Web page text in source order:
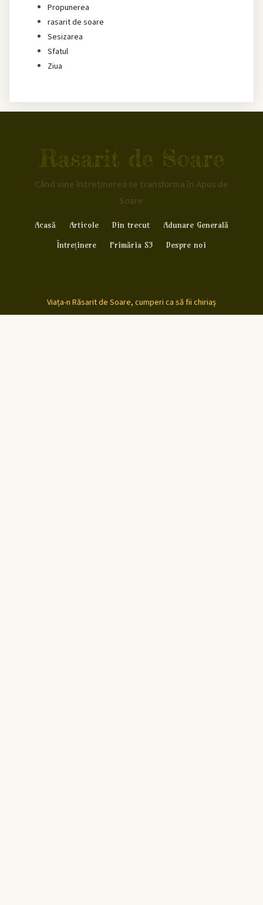
Propunerea
rasarit de soare
Sesizarea
Sfatul
Ziua
Rasarit de Soare
Când vine întreținerea se transforma în Apus de
Soare
Acasă Articole Din trecut
Adunare Generală
Întreținere
Primăria S3 Despre noi
Viața-n Răsarit de Soare, cumperi ca să fii chiriaș